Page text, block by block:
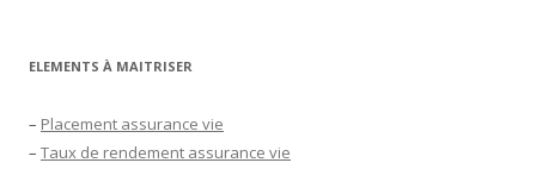
ELEMENTS À MAITRISER
– Placement assurance vie
– Taux de rendement assurance vie